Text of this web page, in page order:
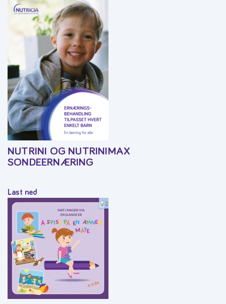
NUTRINI OG NUTRINIMAX
SONDEERNÆRING
Last ned